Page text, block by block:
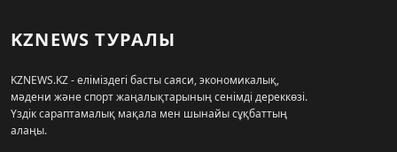
KZNEWS ТУРАЛЫ
KZNEWS.KZ - еліміздегі басты саяси, экономикалық,
мәдени және спорт жаңалықтарының сенімді дереккөзі.
Үздік сараптамалық мақала мен шынайы сұқбаттың
алаңы.